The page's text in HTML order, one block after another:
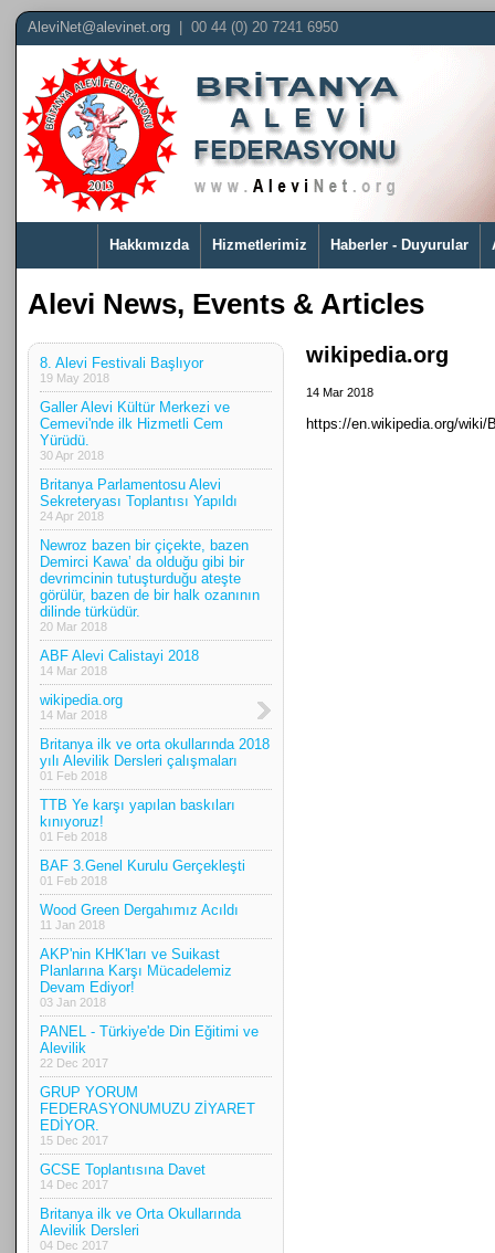
AleviNet@alevinet.org | 00 44 (0) 20 7241 6950
Hakkımızda Hizmetlerimiz Haberler - Duyurular
Alevi News, Events & Articles
8. Alevi Festivali Başlıyor
19 May 2018
Galler Alevi Kültür Merkezi ve
Cemevi'nde ilk Hizmetli Cem
Yürüdü.
30 Apr 2018
Britanya Parlamentosu Alevi
Sekreteryası Toplantısı Yapıldı
24 Apr 2018
Newroz bazen bir çiçekte, bazen
Demirci Kawa’ da olduğu gibi bir
devrimcinin tutuşturduğu ateşte
görülür, bazen de bir halk ozanının
dilinde türküdür.
20 Mar 2018
ABF Alevi Calistayi 2018
14 Mar 2018
wikipedia.org
14 Mar 2018
Britanya ilk ve orta okullarında 2018
yılı Alevilik Dersleri çalışmaları
01 Feb 2018
TTB Ye karşı yapılan baskıları
kınıyoruz!
01 Feb 2018
BAF 3.Genel Kurulu Gerçekleşti
01 Feb 2018
Wood Green Dergahımız Acıldı
11 Jan 2018
AKP'nin KHK'ları ve Suikast
Planlarına Karşı Mücadelemiz
Devam Ediyor!
03 Jan 2018
PANEL - Türkiye'de Din Eğitimi ve
Alevilik
22 Dec 2017
GRUP YORUM
FEDERASYONUMUZU ZİYARET
EDİYOR.
15 Dec 2017
GCSE Toplantısına Davet
14 Dec 2017
Britanya ilk ve Orta Okullarında
Alevilik Dersleri
04 Dec 2017
wikipedia.org
14 Mar 2018
https://en.wikipedia.org/wiki/